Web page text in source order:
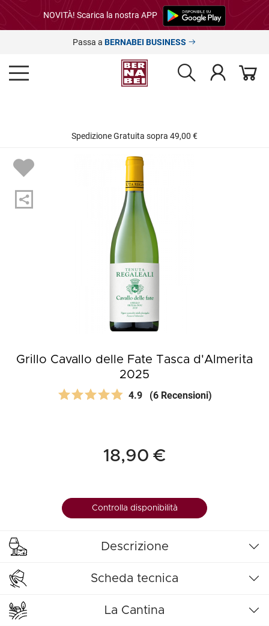
NOVITÀ! Scarica la nostra APP
Passa a BERNABEI BUSINESS
Spedizione Gratuita sopra 49,00 €
Grillo Cavallo delle Fate Tasca d'Almerita
2025
4.9 (6 Recensioni)
18,90 €
Controlla disponibilità
Descrizione
Scheda tecnica
La Cantina